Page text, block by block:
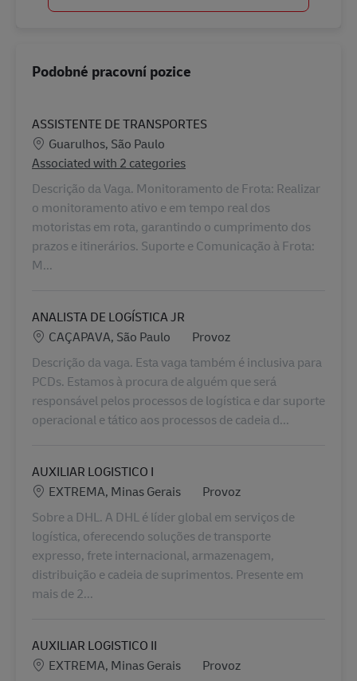
Podobné pracovní pozice
ASSISTENTE DE TRANSPORTES
Location
Guarulhos, São Paulo
Associated with 2 categories
Descrição da Vaga. Monitoramento de Frota: Realizar
o monitoramento ativo e em tempo real dos
motoristas em rota, garantindo o cumprimento dos
prazos e itinerários. Suporte e Comunicação à Frota:
M...
ANALISTA DE LOGÍSTICA JR
Location
CAÇAPAVA, São Paulo Kategorie
Provoz
Descrição da vaga. Esta vaga também é inclusiva para
PCDs. Estamos à procura de alguém que será
responsável pelos processos de logística e dar suporte
operacional e tático aos processos de cadeia d...
AUXILIAR LOGISTICO I
Location
EXTREMA, Minas Gerais Kategorie
Provoz
Sobre a DHL. A DHL é líder global em serviços de
logística, oferecendo soluções de transporte
expresso, frete internacional, armazenagem,
distribuição e cadeia de suprimentos. Presente em
mais de 2...
AUXILIAR LOGISTICO II
Location
EXTREMA, Minas Gerais Kategorie
Provoz